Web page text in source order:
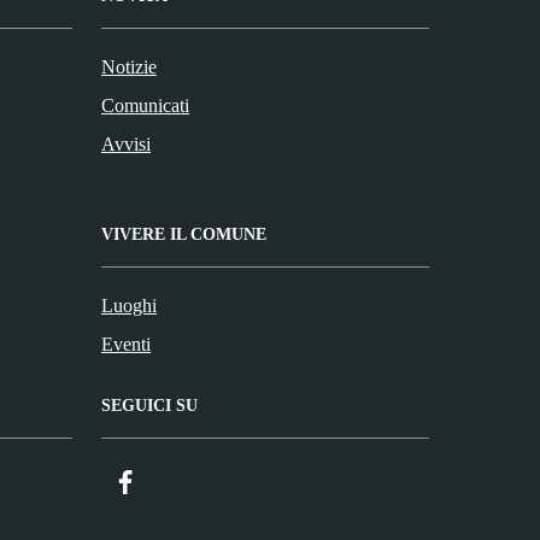
Notizie
Comunicati
Avvisi
VIVERE IL COMUNE
Luoghi
Eventi
SEGUICI SU